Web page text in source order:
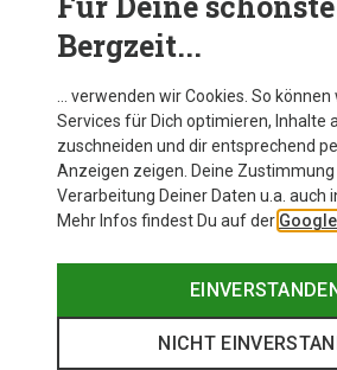
Du sparst 13%Bergzeit...
… verwenden wir Cookies. So
Services für Dich optimieren, Inhalte
zuschneiden und dir entsprechend
Anzeigen zeigen. Deine
Verarbeitung Deiner Daten u.a. auch
Mehr Infos findest Du auf der
NICHT